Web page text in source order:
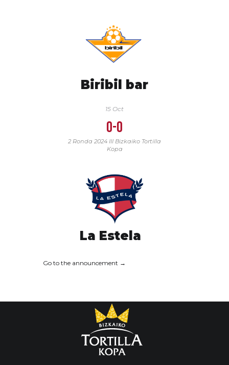
Biribil bar
15 Oct
0-0
2 Ronda 2024 III Bizkaiko Tortilla
Kopa
La Estela
Go to the announcement →